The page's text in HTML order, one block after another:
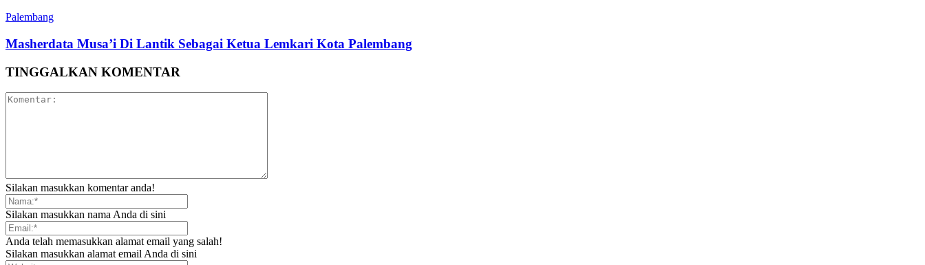
Palembang
Masherdata Musa’i Di Lantik Sebagai Ketua Lemkari Kota Palembang
TINGGALKAN KOMENTAR
Silakan masukkan komentar anda!
Silakan masukkan nama Anda di sini
Anda telah memasukkan alamat email yang salah!
Silakan masukkan alamat email Anda di sini